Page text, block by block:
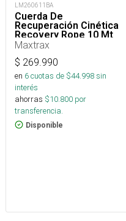
LM260611BA
Cuerda De
Recuperación Cinética
Recovery Rope 10 Mt
Maxtrax
$ 269.990
en 6cuotas de $44.998sin
interés
ahorras $10.800 por
transferencia.
Disponible